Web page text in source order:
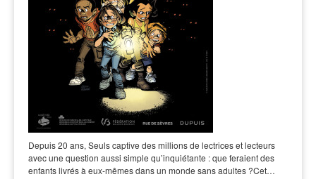
Depuis 20 ans, Seuls captive des millions de lectrices et lecteurs
avec une question aussi simple qu’inquiétante : que feraient des
enfants livrés à eux-mêmes dans un monde sans adultes ?Cet…